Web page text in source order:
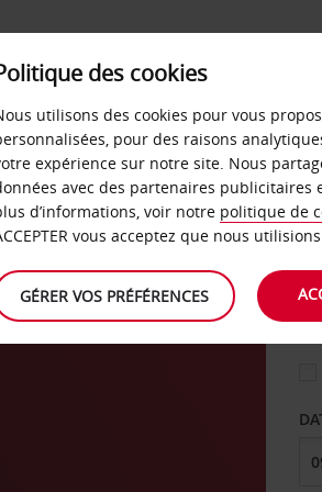
LIBRE-SERVICE
des cookies
utilisons des cookies pour vous
pour des raisons
expérience sur notre site. Nous
avec des partenaires publicitaires
d’informations, voir notre politique de
vous acceptez que nous
GÉRER VOS PRÉFÉRENCES